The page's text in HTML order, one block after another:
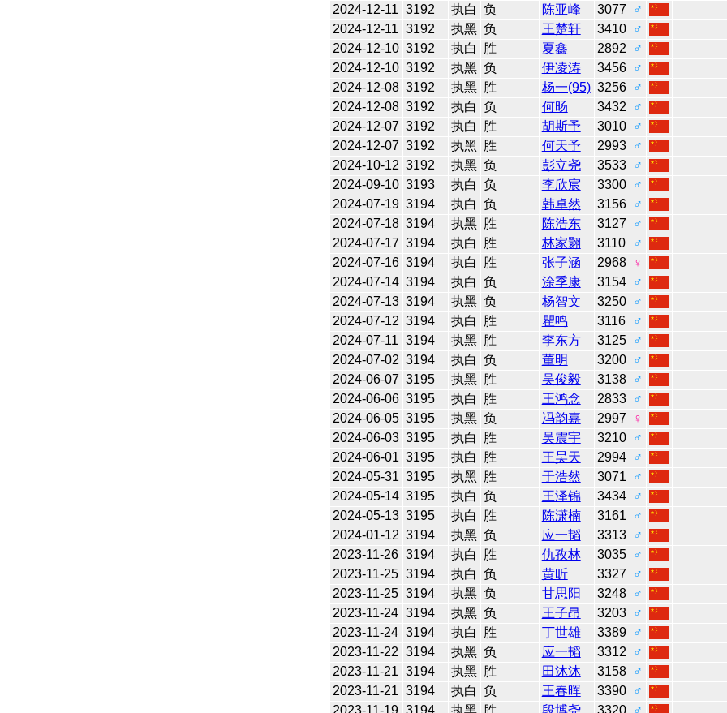
2024-12-11 3192 执白 负 陈亚峰 3077
♂
2024-12-11 3192 执黑 负 王楚轩 3410
♂
2024-12-10 3192 执白 胜 夏鑫 2892
♂
2024-12-10 3192 执黑 负 伊凌涛 3456
♂
2024-12-08 3192 执黑 胜 杨一(95) 3256
♂
2024-12-08 3192 执白 负 何旸 3432
♂
2024-12-07 3192 执白 胜 胡斯予 3010
♂
2024-12-07 3192 执黑 胜 何天予 2993
♂
2024-10-12 3192 执黑 负 彭立尧 3533
♂
2024-09-10 3193 执白 负 李欣宸 3300
♂
2024-07-19 3194 执白 负 韩卓然 3156
♂
2024-07-18 3194 执黑 胜 陈浩东 3127
♂
2024-07-17 3194 执白 胜 林家翾 3110
♂
2024-07-16 3194 执白 胜 张子涵 2968
♀
2024-07-14 3194 执白 负 涂季康 3154
♂
2024-07-13 3194 执黑 负 杨智文 3250
♂
2024-07-12 3194 执白 胜 瞿鸣 3116
♂
2024-07-11 3194 执黑 胜 李东方 3125
♂
2024-07-02 3194 执白 负 董明 3200
♂
2024-06-07 3195 执黑 胜 吴俊毅 3138
♂
2024-06-06 3195 执白 胜 王鸿念 2833
♂
2024-06-05 3195 执黑 负 冯韵嘉 2997
♀
2024-06-03 3195 执白 胜 吴震宇 3210
♂
2024-06-01 3195 执白 胜 王昊天 2994
♂
2024-05-31 3195 执黑 胜 于浩然 3071
♂
2024-05-14 3195 执白 负 王泽锦 3434
♂
2024-05-13 3195 执白 胜 陈潇楠 3161
♂
2024-01-12 3194 执黑 负 应一韬 3313
♂
2023-11-26 3194 执白 胜 仇孜林 3035
♂
2023-11-25 3194 执白 负 黄昕 3327
♂
2023-11-25 3194 执黑 负 甘思阳 3248
♂
2023-11-24 3194 执黑 负 王子昂 3203
♂
2023-11-24 3194 执白 胜 丁世雄 3389
♂
2023-11-22 3194 执黑 负 应一韬 3312
♂
2023-11-21 3194 执黑 胜 田沐沐 3158
♂
2023-11-21 3194 执白 负 王春晖 3390
♂
2023-11-19 3194 执黑 胜 段博尧 3320
♂